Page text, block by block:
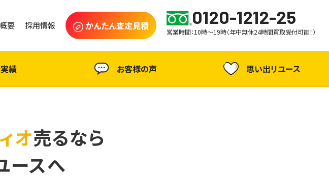
要 採用情報 かんたん査定見積 0120-1212-25
営業時間：10時～19時（年中無休24時間買取受付可能！）
績 お客様の声 思い出リユース
オ売るなら
ースへ